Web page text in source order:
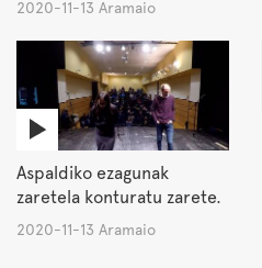
2020-11-13 Aramaio
Aspaldiko ezagunak
zaretela konturatu zarete.
2020-11-13 Aramaio